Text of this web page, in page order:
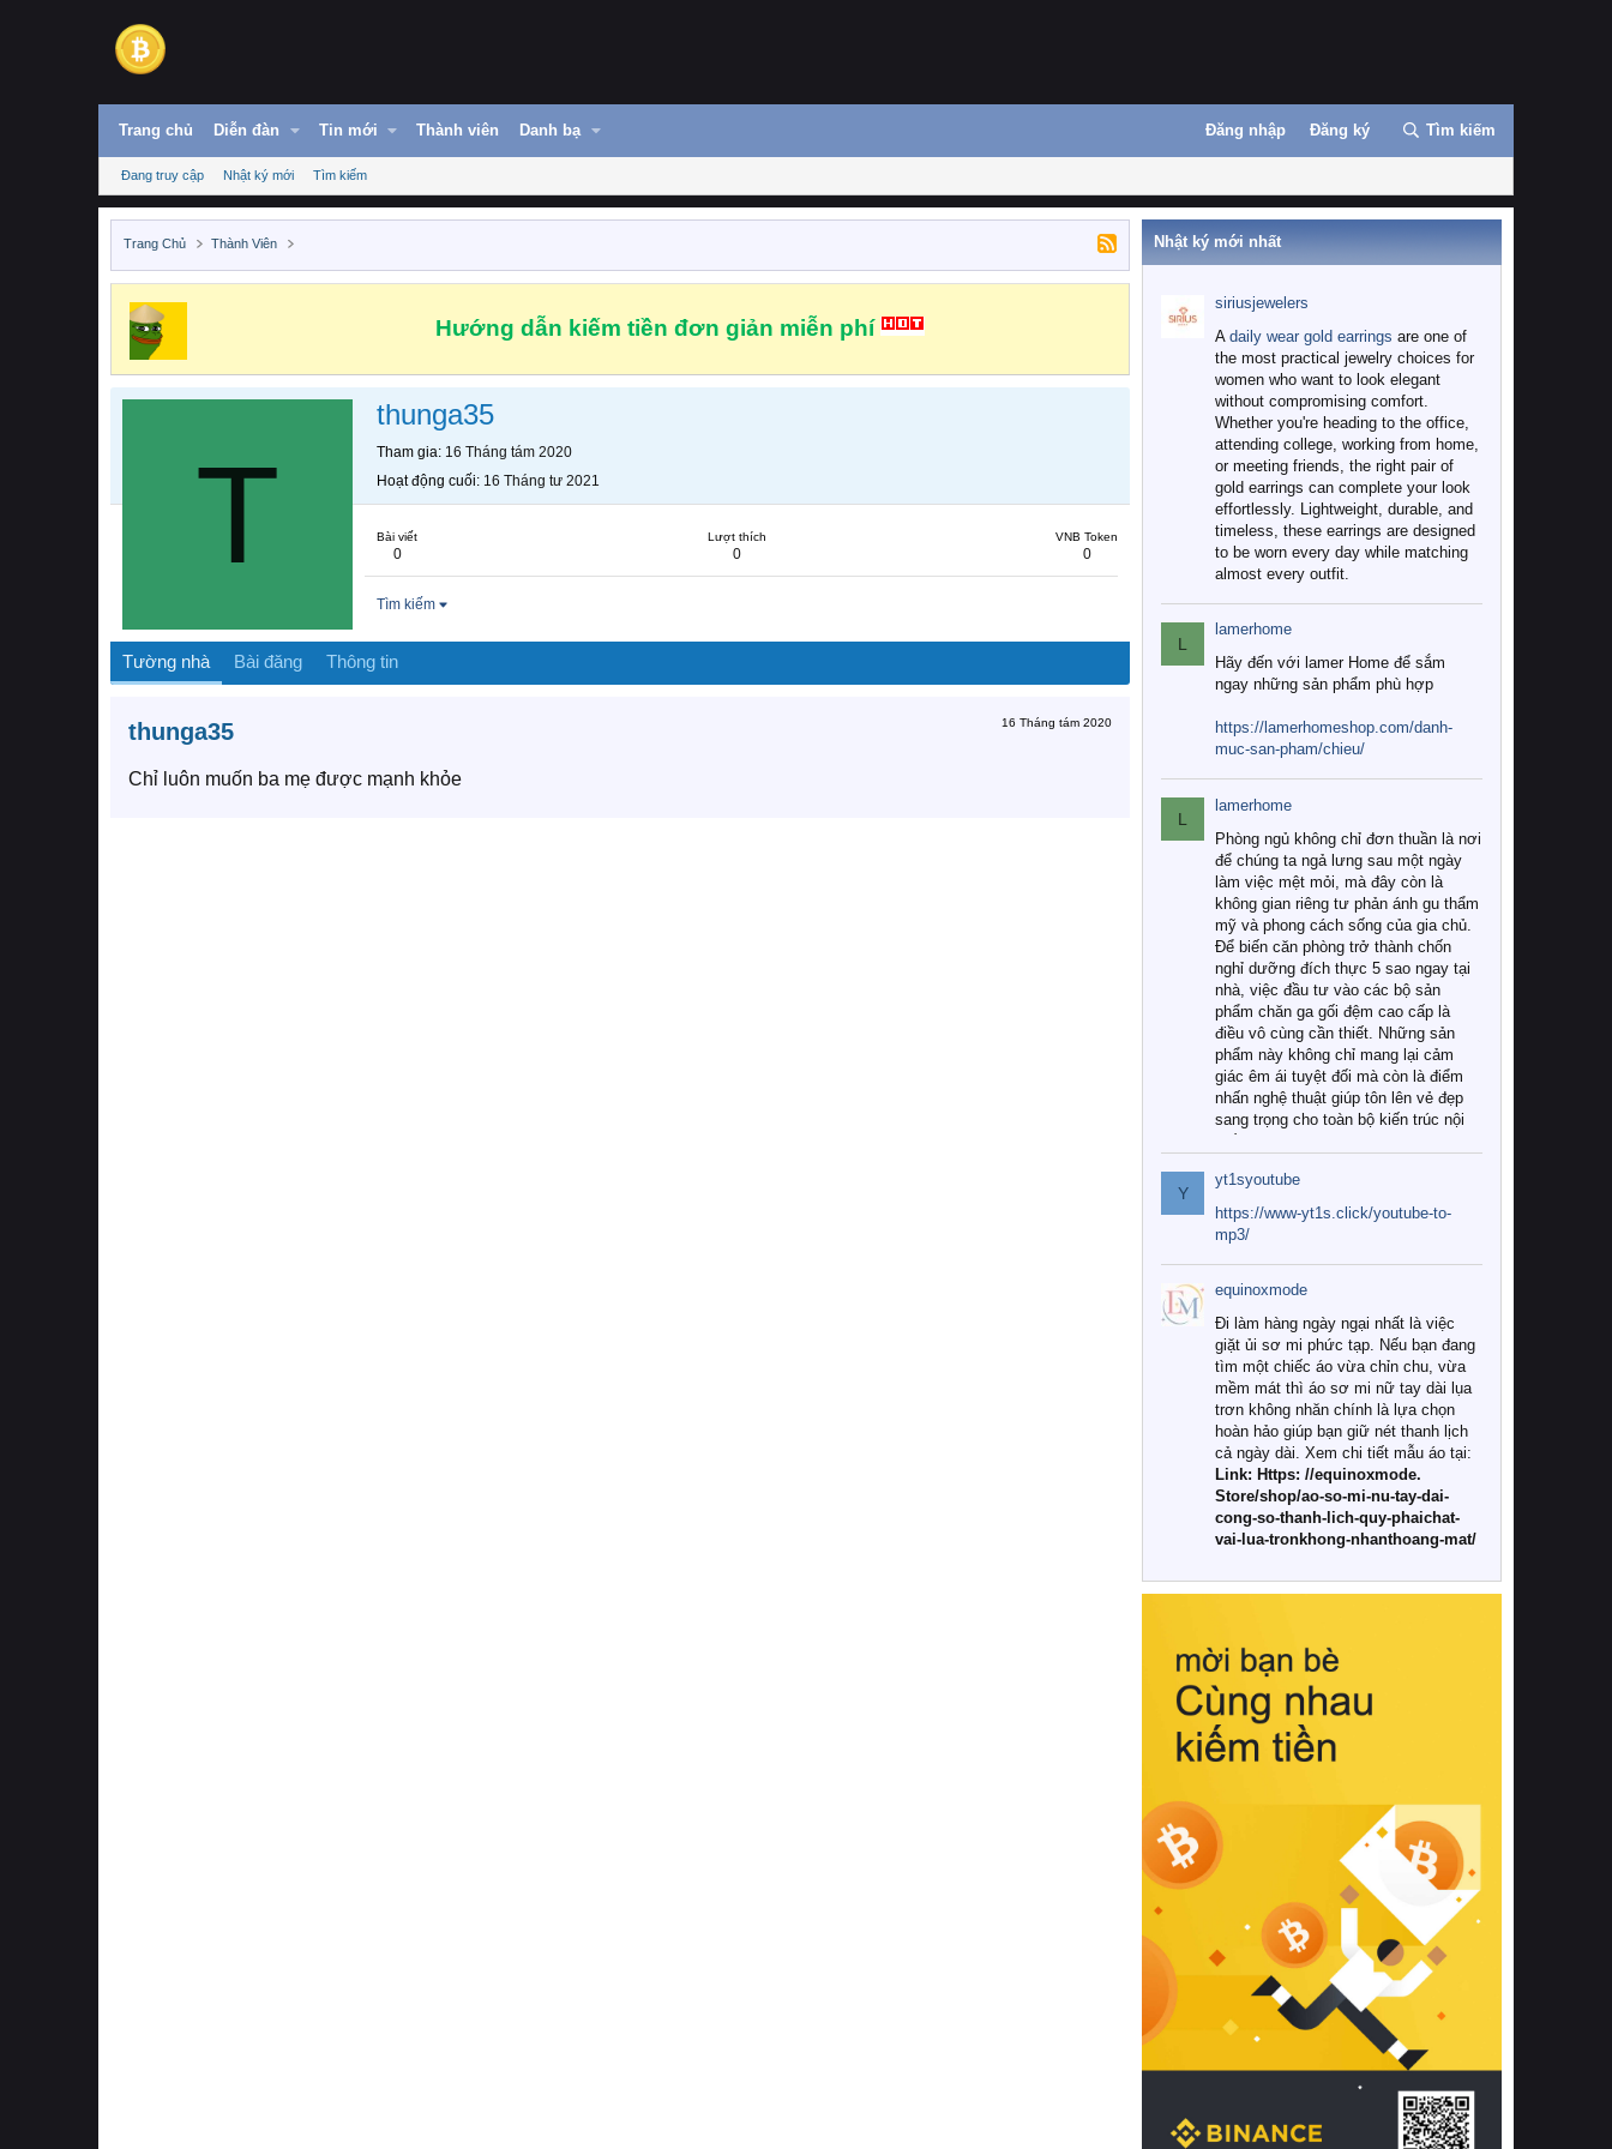
Trang chủ Diễn đàn Tin mới Thành viên Danh bạ Đăng nhập Đăng ký Tìm kiếm
Đang truy cập Nhật ký mới Tìm kiếm
Trang Chủ Thành Viên
Hướng dẫn kiếm tiền đơn giản miễn phí
T
thunga35
Tham gia 16 Tháng tám 2020
Hoạt động cuối 16 Tháng tư 2021
Bài viết
0
Lượt thích
0
VNB Token
0
Tìm kiếm
Tường nhà Bài đăng Thông tin
thunga35 16 Tháng tám 2020
Chỉ luôn muốn ba mẹ được mạnh khỏe
Nhật ký mới nhất
siriusjewelers
A daily wear gold earrings are one of
the most practical jewelry choices for
women who want to look elegant
without compromising comfort.
Whether you're heading to the office,
attending college, working from home,
or meeting friends, the right pair of
gold earrings can complete your look
effortlessly. Lightweight, durable, and
timeless, these earrings are designed
to be worn every day while matching
almost every outfit.
L
lamerhome
Hãy đến với lamer Home để sắm
ngay những sản phẩm phù hợp
https://lamerhomeshop.com/danh-
muc-san-pham/chieu/
L
lamerhome
Phòng ngủ không chỉ đơn thuần là nơi
để chúng ta ngả lưng sau một ngày
làm việc mệt mỏi, mà đây còn là
không gian riêng tư phản ánh gu thẩm
mỹ và phong cách sống của gia chủ.
Để biến căn phòng trở thành chốn
nghỉ dưỡng đích thực 5 sao ngay tại
nhà, việc đầu tư vào các bộ sản
phẩm chăn ga gối đệm cao cấp là
điều vô cùng cần thiết. Những sản
phẩm này không chỉ mang lại cảm
giác êm ái tuyệt đối mà còn là điểm
nhấn nghệ thuật giúp tôn lên vẻ đẹp
sang trọng cho toàn bộ kiến trúc nội
Tuy nhiên, giữa thị trường đa dạng
với vô vàn thương hiệu và mẫu mã
như hiện nay, làm thế nào để chọn
được những bộ chăn ga gối đệm cao
cấp thực sự chất lượng, phù hợp với
khí hậu và nhu cầu sử dụng của gia
đình? Hãy cùng chúng tôi đi tìm lời
giải đáp chi tiết qua bài viết dưới đây.
1. Tại sao các gia đình hiện đại lại ưa
chuộng chăn ga gối đệm cao cấp?
Khác với các dòng sản phẩm thông
thường, những bộ chăn ga gối đệm
cao cấp trải qua quy trình sản xuất
nghiêm ngặt từ khâu chọn lọc nguyên
liệu tự nhiên đến công nghệ dệt
nhuộm hiện đại không chứa hóa chất
này, bạn sẽ cảm nhận rõ rệt sự khác
hồi chuẩn xác của phần đệm nâng đỡ
cột sống.
Bên cạnh đó, việc lựa chọn các dòng
sản phẩm đạt chuẩn chất lượng quốc
tế còn giúp ngăn ngừa tình trạng kích
khuẩn và nấm mốc trong điều kiện
thời tiết nóng ẩm. Bạn có thể tìm hiểu
thêm các nghiên cứu khoa học về tác
động của giấc ngủ và môi trường
phòng ngủ đối với sức khỏe con
người tại Sleep Foundation (External
Link) để có cái nhìn toàn diện hơn.
2. Các tiêu chí vàng khi lựa chọn
chăn ga gối đệm cao cấp cho phòng
ngủ
Để sở hữu một bộ chăn ga gối đệm
cao cấp hoàn hảo cả về thẩm mỹ lẫn
công năng, người tiêu dùng cần cân
nhắc kỹ lưỡng các tiêu chí quan trọng
Y
yt1syoutube
https://www-yt1s.click/youtube-to-
mp3/
equinoxmode
Đi làm hàng ngày ngại nhất là việc
giặt ủi sơ mi phức tạp. Nếu bạn đang
tìm một chiếc áo vừa chỉn chu, vừa
mềm mát thì áo sơ mi nữ tay dài lụa
trơn không nhăn chính là lựa chọn
hoàn hảo giúp bạn giữ nét thanh lịch
cả ngày dài. Xem chi tiết mẫu áo tại:
Link: Https: //equinoxmode.
Store/shop/ao-so-mi-nu-tay-dai-
cong-so-thanh-lich-quy-phaichat-
vai-lua-tronkhong-nhanthoang-mat/